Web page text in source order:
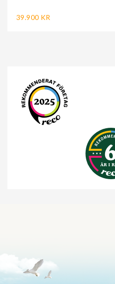
39.900 KR